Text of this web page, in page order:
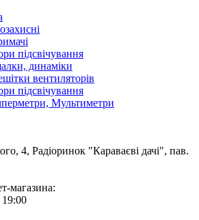
підсвічування
динаміки
вентиляторів
підсвічування
Мультиметри
4, Радіоринок "Караваєві дачі", пав.
магазина: